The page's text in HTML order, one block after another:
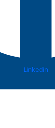
Linkedin